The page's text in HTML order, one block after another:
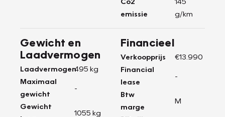
emissie
g/km
Gewicht en
Laadvermogen
Laadvermogen495 kg
Maximaal
gewicht
-
Gewicht
1055 kg
Financieel
Verkoopprijs
€13.990
Financial
lease
-
Btw
marge
M